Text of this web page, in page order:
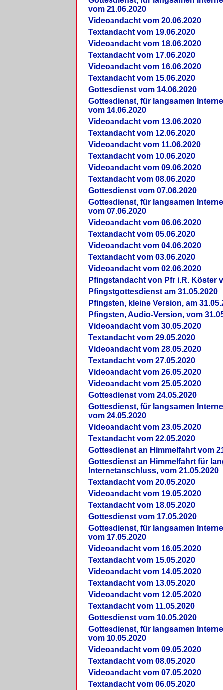
vom 21.06.2020
Videoandacht vom 20.06.2020
Textandacht vom 19.06.2020
Videoandacht vom 18.06.2020
Textandacht vom 17.06.2020
Videoandacht vom 16.06.2020
Textandacht vom 15.06.2020
Gottesdienst vom 14.06.2020
Gottesdienst, für langsamen
vom 14.06.2020
Videoandacht vom 13.06.2020
Textandacht vom 12.06.2020
Videoandacht vom 11.06.2020
Textandacht vom 10.06.2020
Videoandacht vom 09.06.2020
Textandacht vom 08.06.2020
Gottesdienst vom 07.06.2020
Gottesdienst, für langsamen
vom 07.06.2020
Videoandacht vom 06.06.2020
Textandacht vom 05.06.2020
Videoandacht vom 04.06.2020
Textandacht vom 03.06.2020
Videoandacht vom 02.06.2020
Pfingstandacht von Pfr i.R. Köster
Pfingstgottesdienst am 31.05.2020
Pfingsten, kleine Version, am
Pfingsten, Audio-Version, vom
Videoandacht vom 30.05.2020
Textandacht vom 29.05.2020
Videoandacht vom 28.05.2020
Textandacht vom 27.05.2020
Videoandacht vom 26.05.2020
Videoandacht vom 25.05.2020
Gottesdienst vom 24.05.2020
Gottesdienst, für langsamen
vom 24.05.2020
Videoandacht vom 23.05.2020
Textandacht vom 22.05.2020
Gottesdienst an Himmelfahrt vom
Gottesdienst an Himmelfahrt für
Internetanschluss, vom 21.05.2020
Textandacht vom 20.05.2020
Videoandacht vom 19.05.2020
Textandacht vom 18.05.2020
Gottesdienst vom 17.05.2020
Gottesdienst, für langsamen
vom 17.05.2020
Videoandacht vom 16.05.2020
Textandacht vom 15.05.2020
Videoandacht vom 14.05.2020
Textandacht vom 13.05.2020
Videoandacht vom 12.05.2020
Textandacht vom 11.05.2020
Gottesdienst vom 10.05.2020
Gottesdienst, für langsamen
vom 10.05.2020
Videoandacht vom 09.05.2020
Textandacht vom 08.05.2020
Videoandacht vom 07.05.2020
Textandacht vom 06.05.2020